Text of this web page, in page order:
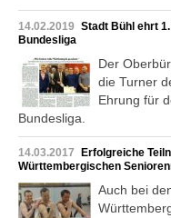
14.02.2019 Stadt Bühl ehrt
Bundesliga
Der
die Turner
Ehrung für
Bundesliga.
14.03.2017
Erfolgreiche
Württembergischen
Auch bei